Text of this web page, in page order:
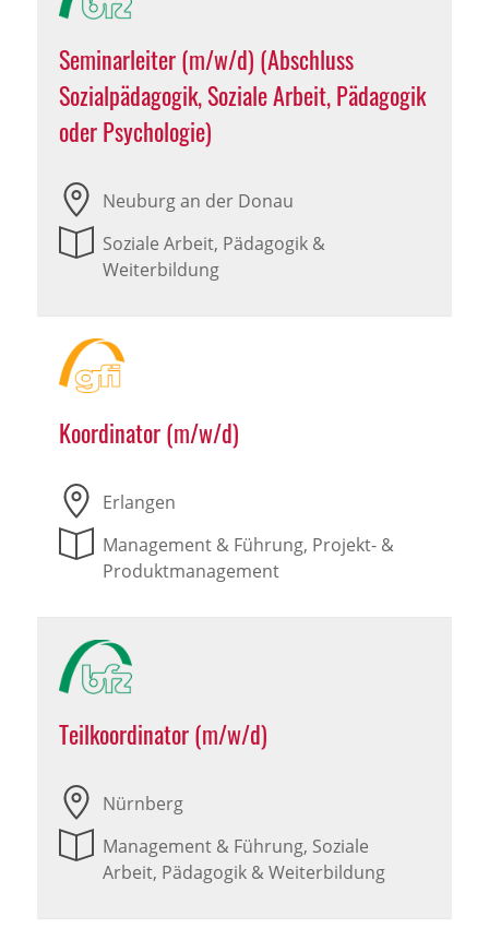
Seminarleiter (m/w/d) (Abschluss
Sozialpädagogik, Soziale Arbeit, Pädagogik
oder Psychologie)
Neuburg an der Donau
Soziale Arbeit, Pädagogik &
Weiterbildung
Koordinator (m/w/d)
Erlangen
Management & Führung, Projekt- &
Produktmanagement
Teilkoordinator (m/w/d)
Nürnberg
Management & Führung, Soziale
Arbeit, Pädagogik & Weiterbildung